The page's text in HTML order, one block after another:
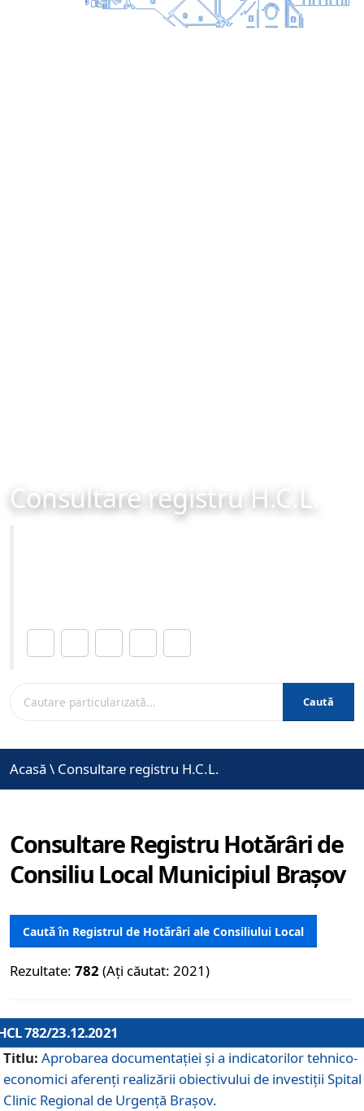
Consultare registru H.C.L.
Caută
Acasă \ Consultare registru H.C.L.
Consultare Registru Hotărâri de
Consiliu Local Municipiul Brașov
Caută în Registrul de Hotărâri ale Consiliului Local
Rezultate: 782 (Ați căutat: 2021)
782/23.12.2021
Titlu: Aprobarea documentației și a indicatorilor tehnico-
economici aferenți realizării obiectivului de investiții Spital
Clinic Regional de Urgență Brașov.